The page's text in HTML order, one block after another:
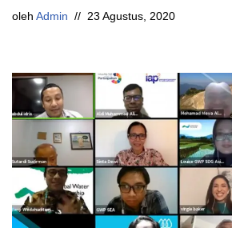
oleh Admin 23 Agustus, 2020